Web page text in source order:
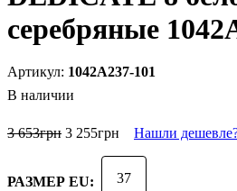
серебряные
1042A237-101
В наличии
3 653грн 3 255грн Нашли
РАЗМЕР EU: 37